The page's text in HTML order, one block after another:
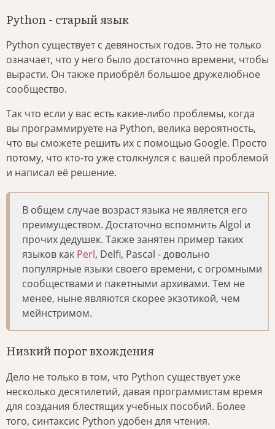
Python - старый язык
Python существует с девяностых годов. Это не только
означает, что у него было достаточно времени, чтобы
вырасти. Он также приобрёл большое дружелюбное
сообщество.
Так что если у вас есть какие-либо проблемы, когда
вы программируете на Python, велика вероятность,
что вы сможете решить их с помощью Google. Просто
потому, что кто-то уже столкнулся с вашей проблемой
и написал её решение.
В общем случае возраст языка не является его
преимуществом. Достаточно вспомнить Algol и
прочих дедушек. Также занятен пример таких
языков как Perl, Delfi, Pascal - довольно
популярные языки своего времени, с огромными
сообществами и пакетными архивами. Тем не
менее, ныне являются скорее экзотикой, чем
мейнстримом.
Низкий порог вхождения
Дело не только в том, что Python существует уже
несколько десятилетий, давая программистам время
для создания блестящих учебных пособий. Более
того, синтаксис Python удобен для чтения.